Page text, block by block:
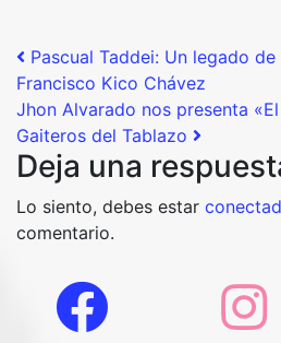
Post
Pascual Taddei: Un legado
Francisco Kico Chávez
Jhon Alvarado nos presenta
Gaiteros del Tablazo
Deja una
Lo siento, debes estar
comentario.